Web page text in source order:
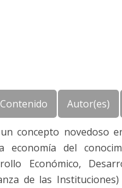
Contenido Autor(es)
concepto novedoso
economía del
Económico,
de las